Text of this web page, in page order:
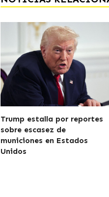
Trump estalla por reportes
sobre escasez de
municiones en Estados
Unidos